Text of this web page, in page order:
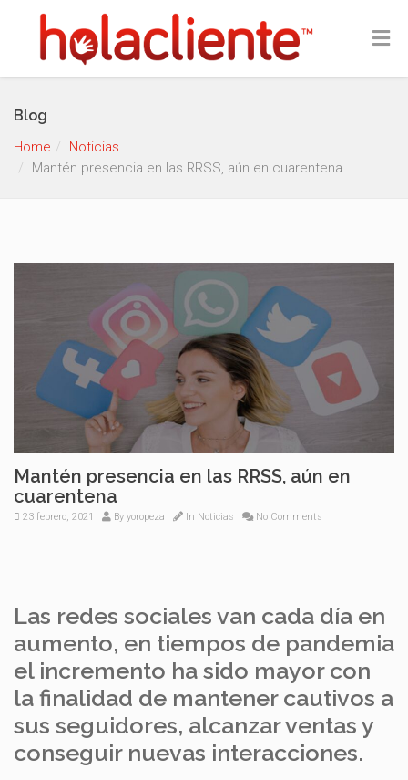
Blog
Home
Noticias
Mantén presencia en las RRSS, aún en cuarentena
Mantén presencia en las RRSS, aún en
cuarentena
23 febrero, 2021 By yoropeza In Noticias No Comments
Las redes sociales van cada día en
aumento, en tiempos de pandemia
el incremento ha sido mayor con
la finalidad de mantener cautivos a
sus seguidores, alcanzar ventas y
conseguir nuevas interacciones.